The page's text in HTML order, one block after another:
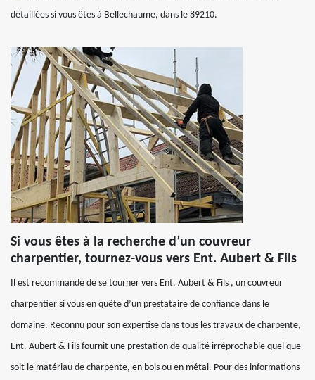
détaillées si vous êtes à Bellechaume, dans le 89210.
Si vous êtes à la recherche d’un couvreur
charpentier, tournez-vous vers Ent. Aubert & Fils
Il est recommandé de se tourner vers Ent. Aubert & Fils , un couvreur
charpentier si vous en quête d’un prestataire de confiance dans le
domaine. Reconnu pour son expertise dans tous les travaux de charpente,
Ent. Aubert & Fils fournit une prestation de qualité irréprochable quel que
soit le matériau de charpente, en bois ou en métal. Pour des informations